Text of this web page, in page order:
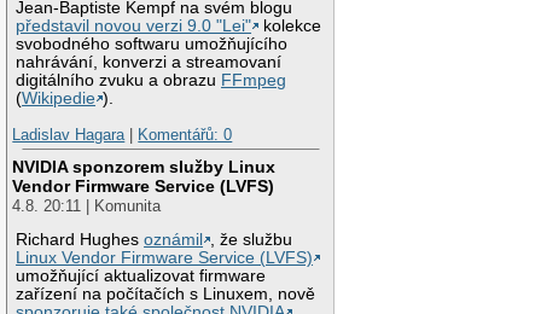
Jean-Baptiste Kempf na svém blogu
představil novou verzi 9.0 "Lei"
kolekce
svobodného softwaru umožňujícího
nahrávání, konverzi a streamovaní
digitálního zvuku a obrazu FFmpeg
(Wikipedie ).
Ladislav Hagara| Komentářů: 0
NVIDIA sponzorem služby Linux
Vendor Firmware Service (LVFS)
4.8. 20:11 | Komunita
Richard Hughesoznámil
, že službu
Linux Vendor Firmware Service (LVFS)
umožňující aktualizovat firmware
zařízení na počítačích s Linuxem, nově